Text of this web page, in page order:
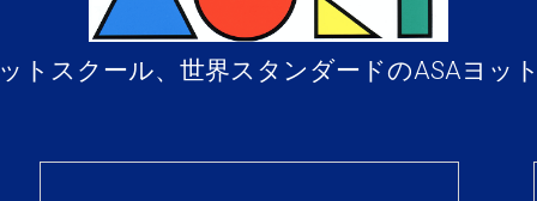
トスクール、世界スタンダードのASAヨッ